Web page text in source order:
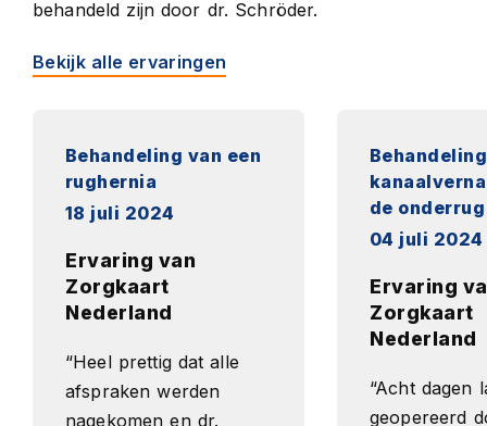
behandeld zijn door dr. Schröder.
Bekijk alle ervaringen
Behandeling van een
rughernia
18 juli 2024
Ervaring van
Zorgkaart
Nederland
“Heel prettig dat alle
afspraken werden
nagekomen en dr.
de onderrug
04 juli 2024
Ervaring
Zorgkaart
Nederland
“Acht dagen
geopereerd